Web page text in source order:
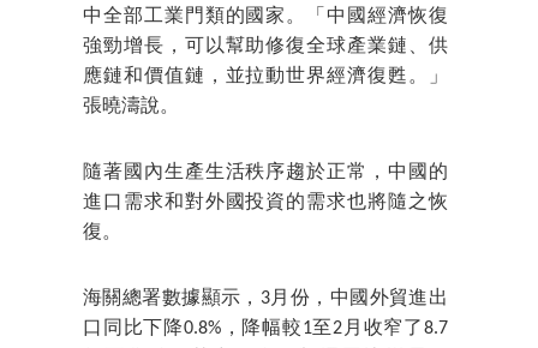
中全部工業門類的國家。「中國經濟恢復
強勁增長，可以幫助修復全球產業鏈、供
應鏈和價值鏈，並拉動世界經濟復甦。」
張曉濤說。
隨著國內生產生活秩序趨於正常，中國的
進口需求和對外國投資的需求也將隨之恢
復。
海關總署數據顯示，3月份，中國外貿進出
口同比下降0.8%，降幅較1至2月收窄了8.7